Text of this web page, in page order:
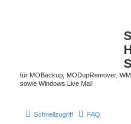
für MOBackup, MODupRemover,
sowie Windows Live Mail
Schnellzugriff FAQ